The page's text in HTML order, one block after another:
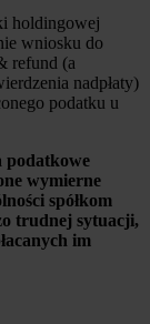
holdingowej
wniosku do
refund (a
nadpłaty)
podatku u
podatkowe
wymierne
spółkom
trudnej sytuacji,
im